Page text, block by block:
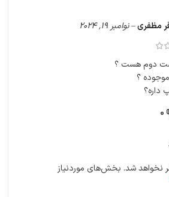
مظفری–نوامبر 19, 2024
دوم هست ؟
؟
داره؟
0
نخواهد شد. بخش‌های موردنیاز